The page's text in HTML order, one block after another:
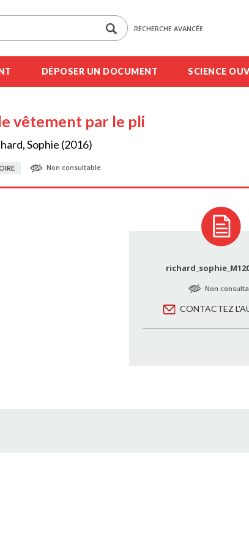
RECHERCHE AVANCÉE
DÉPOSER UN DOCUMENT SCIENCE
vêtement par le pli
Sophie (2016)
Non consultable
Non
CONTACTEZ